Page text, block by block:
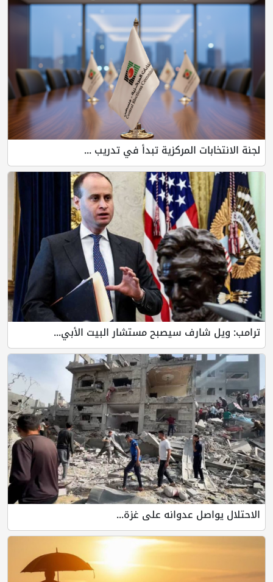
المركزية تبدأ في تدريب ...
شارف سيصبح مستشار البيت الأبي...
عدوانه على غزة...